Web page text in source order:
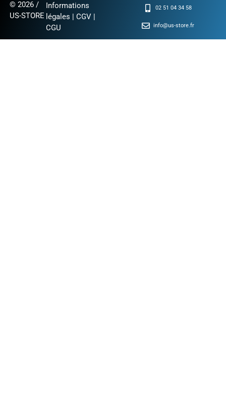
© 2026 /
US-STORE
Informations
légales |CGV |
CGU
02 51 04 34 58
info@us-store.fr